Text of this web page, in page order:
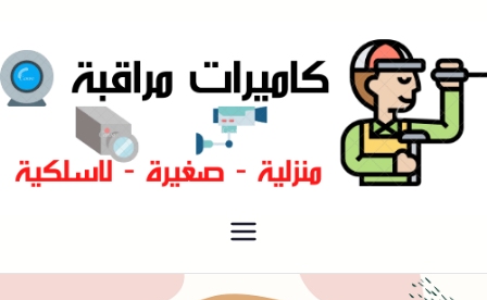
فني كاميرات مراقبة الكويت